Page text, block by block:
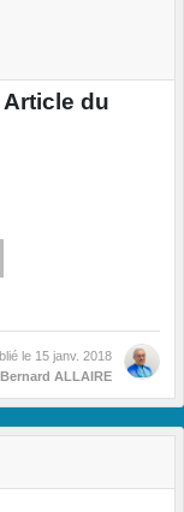
Article du
le 15 janv. 2018
Bernard ALLAIRE